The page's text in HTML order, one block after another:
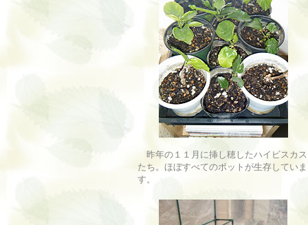
昨年の１１月に挿し穂したハイビスカス
たち。ほぼすべてのポットが生存していま
す。